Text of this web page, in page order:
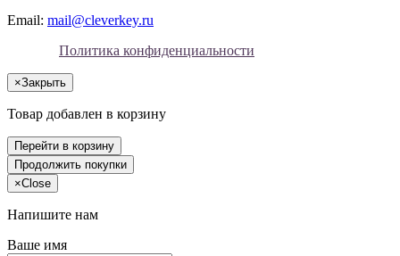
Email: mail@cleverkey.ru
Политика конфиденциальности
×Закрыть
Товар добавлен в корзину
Перейти в корзину
Продолжить покупки
×Close
Напишите нам
Ваше имя